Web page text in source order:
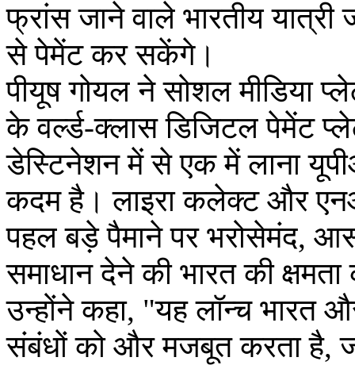
फ्रांस जाने वाले भारतीय
से पेमेंट कर सकेंगे।
पीयूष गोयल ने सोशल मीडिया
के वर्ल्ड-क्लास डिजिटल पेमेंट
डेस्टिनेशन में से एक में लाना
कदम है। लाइरा कलेक्ट और
पहल बड़े पैमाने पर भरोसेमंद,
समाधान देने की भारत की
उन्होंने कहा, "यह लॉन्च भारत
संबंधों को और मजबूत करता है,